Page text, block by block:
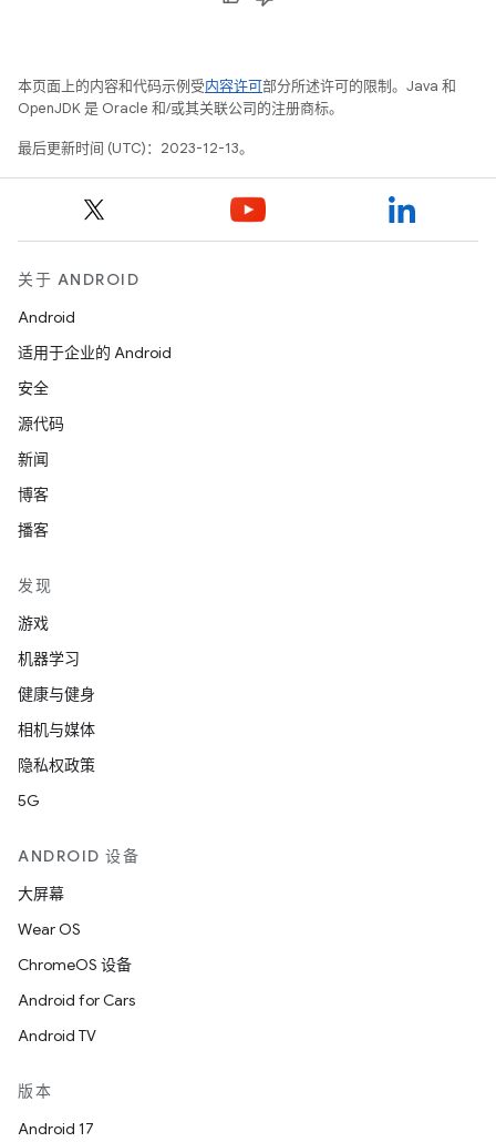
本页面上的内容和代码示例受内容许可部分所述许可的限制。Java 和
OpenJDK 是 Oracle 和/或其关联公司的注册商标。
最后更新时间 (UTC)：2023-12-13。
关于 ANDROID
Android
适用于企业的 Android
安全
源代码
新闻
博客
播客
发现
游戏
机器学习
健康与健身
相机与媒体
隐私权政策
5G
ANDROID 设备
大屏幕
Wear OS
ChromeOS 设备
Android for Cars
Android TV
版本
Android 17